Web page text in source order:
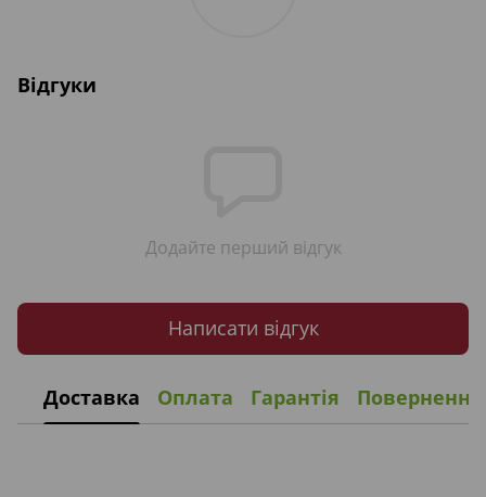
Відгуки
Додайте перший відгук
Написати відгук
Доставка Оплата Гарантія Повернення